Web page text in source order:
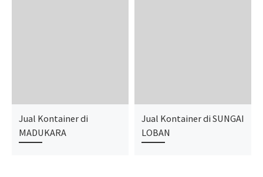
Jual Kontainer di
MADUKARA
Jual Kontainer di SUNGAI
LOBAN